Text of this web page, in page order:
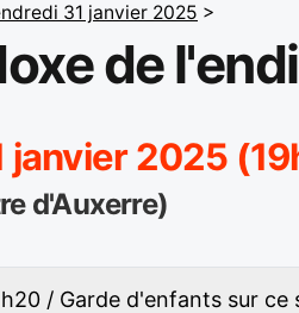
31 janvier 2025 >
de
janvier 2025
d'Auxerre)
/ Garde d'enfants sur ce